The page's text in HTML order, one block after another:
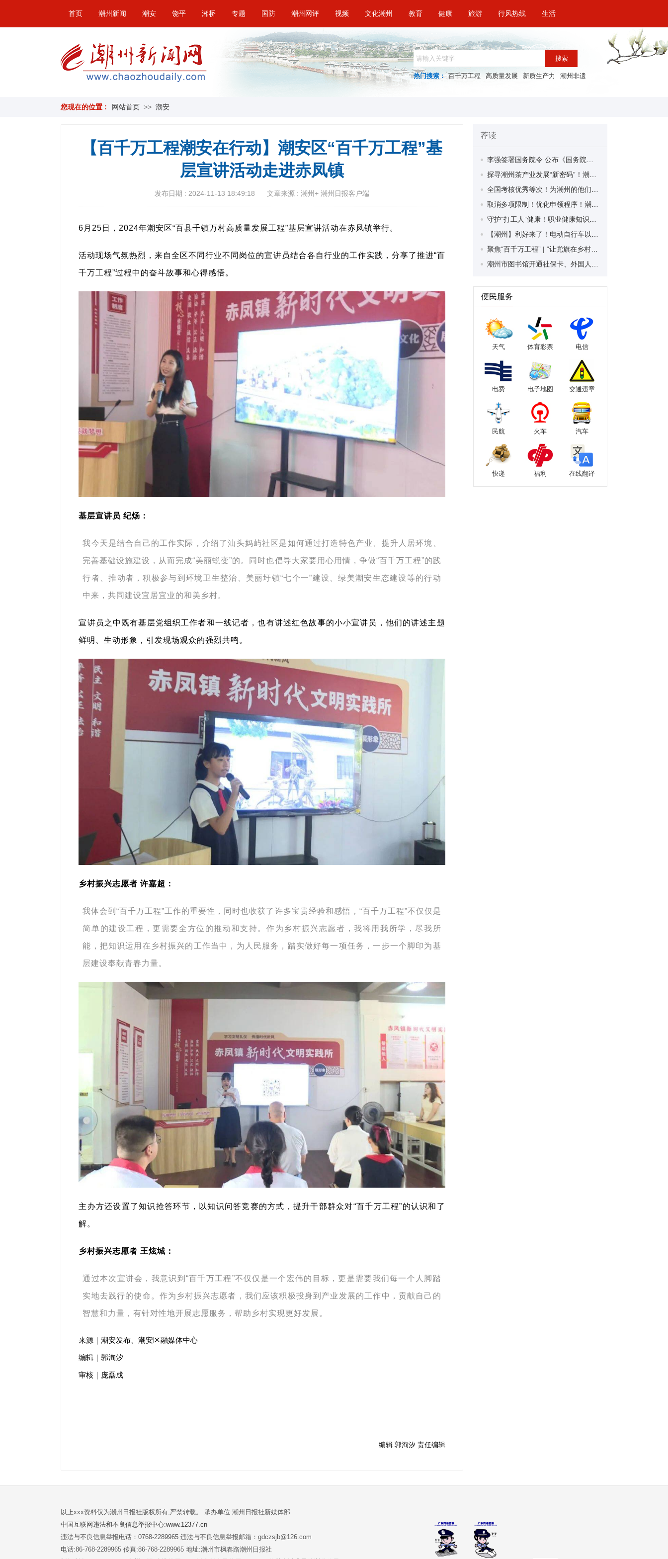
首页 潮州新闻 潮安 饶平 湘桥 专题 国防 潮州网评 视频 文化潮州 教育 健康 旅游 行风热线 生活
搜索
热门搜索 : 百千万工程 高质量发展 新质生产力 潮州非遗
您现在的位置 : 网站首页 >> 潮安
【百千万工程潮安在行动】潮安区“百千万工程”基
层宣讲活动走进赤凤镇
发布日期 : 2024-11-13 18:49:18 文章来源 : 潮州+ 潮州日报客户端
6月25日，2024年潮安区“百县千镇万村高质量发展工程”基层宣讲活动在赤凤镇举行。
活动现场气氛热烈，来自全区不同行业不同岗位的宣讲员结合各自行业的工作实践，分享了推进“百
千万工程”过程中的奋斗故事和心得感悟。
基层宣讲员 纪炀：
我今天是结合自己的工作实际，介绍了汕头妈屿社区是如何通过打造特色产业、提升人居环境、
完善基础设施建设，从而完成“美丽蜕变”的。同时也倡导大家要用心用情，争做“百千万工程”的践
行者、推动者，积极参与到环境卫生整治、美丽圩镇“七个一”建设、绿美潮安生态建设等的行动
中来，共同建设宜居宜业的和美乡村。
宣讲员之中既有基层党组织工作者和一线记者，也有讲述红色故事的小小宣讲员，他们的讲述主题
鲜明、生动形象，引发现场观众的强烈共鸣。
乡村振兴志愿者 许嘉超：
我体会到“百千万工程”工作的重要性，同时也收获了许多宝贵经验和感悟，“百千万工程”不仅仅是
简单的建设工程，更需要全方位的推动和支持。作为乡村振兴志愿者，我将用我所学，尽我所
能，把知识运用在乡村振兴的工作当中，为人民服务，踏实做好每一项任务，一步一个脚印为基
层建设奉献青春力量。
主办方还设置了知识抢答环节，以知识问答竞赛的方式，提升干部群众对“百千万工程”的认识和了
解。
乡村振兴志愿者 王炫城：
通过本次宣讲会，我意识到“百千万工程”不仅仅是一个宏伟的目标，更是需要我们每一个人脚踏
实地去践行的使命。作为乡村振兴志愿者，我们应该积极投身到产业发展的工作中，贡献自己的
智慧和力量，有针对性地开展志愿服务，帮助乡村实现更好发展。
来源｜潮安发布、潮安区融媒体中心
编辑｜郭洵汐
审核｜庞磊成
编辑 郭洵汐 责任编辑
荐读
便民服务
天气 体育彩票 电信
电费 电子地图 交通违章
民航 火车 汽车
快递 福利 在线翻译
以上xxx资料仅为潮州日报社版权所有,严禁转载。 承办单位:潮州日报社新媒体部
中国互联网违法和不良信息举报中心:www.12377.cn
违法与不良信息举报电话：0768-2289965 违法与不良信息举报邮箱：gdczsjb@126.com
电话:86-768-2289965 传真:86-768-2289965 地址:潮州市枫春路潮州日报社